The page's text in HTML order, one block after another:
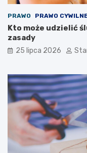
PRAWO PRAWO
Kto może udzielić
zasady
25 lipca 2026